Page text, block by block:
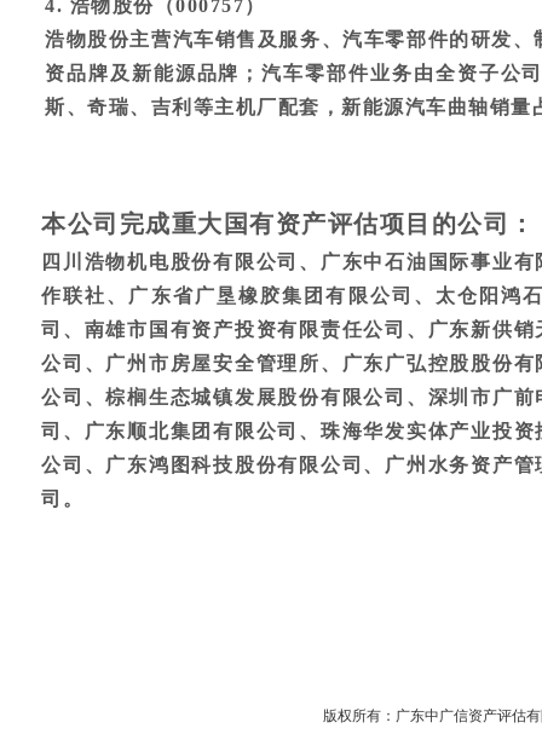
本公司完成重大国有资产评估项目的公司：
四川浩物机电股份有限公司、广东中石油国际事业
作联社、广东省广垦橡胶集团有限公司、太仓阳鸿
司、南雄市国有资产投资有限责任公司、广东新供
公司、广州市房屋安全管理所、广东广弘控股股份
公司、棕榈生态城镇发展股份有限公司、深圳市广
司、广东顺北集团有限公司、珠海华发实体产业投
公司、广东鸿图科技股份有限公司、广州水务资产
司。
4. 浩物股份（000757）
浩物股份主营汽车销售及服务、汽车零部件的研发
资品牌及新能源品牌；汽车零部件业务由全资子公
斯、奇瑞、吉利等主机厂配套，新能源汽车曲轴销
版权所有：广东中广信资产评估